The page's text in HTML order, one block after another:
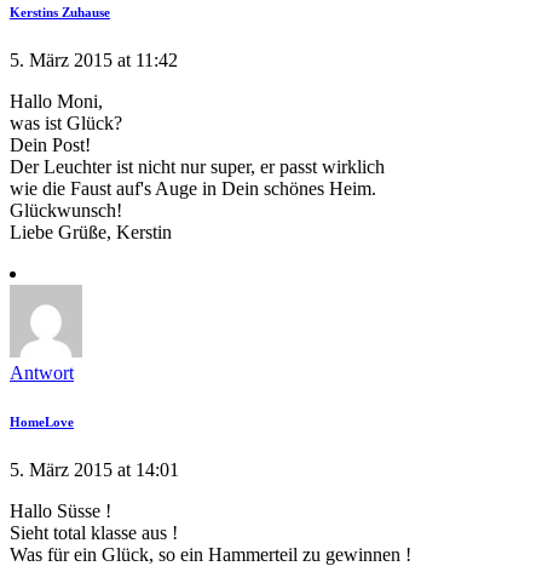
Kerstins Zuhause
5. März 2015 at 11:42
Hallo Moni,
was ist Glück?
Dein Post!
Der Leuchter ist nicht nur super, er passt wirklich
wie die Faust auf's Auge in Dein schönes Heim.
Glückwunsch!
Liebe Grüße, Kerstin
Antwort
HomeLove
5. März 2015 at 14:01
Hallo Süsse !
Sieht total klasse aus !
Was für ein Glück, so ein Hammerteil zu gewinnen !